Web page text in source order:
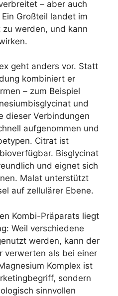
– aber auch
Großteil landet im
werden, und kann
geht anders vor. Statt
kombiniert er
– zum Beispiel
und
dieser Verbindungen
aufgenommen und
Citrat ist
Bisglycinat
und eignet sich
Malat unterstützt
auf zellulärer Ebene.
Kombi-Präparats liegt
Weil verschiedene
werden, kann der
verwerten als bei einer
Komplex ist
sondern
sinnvollen